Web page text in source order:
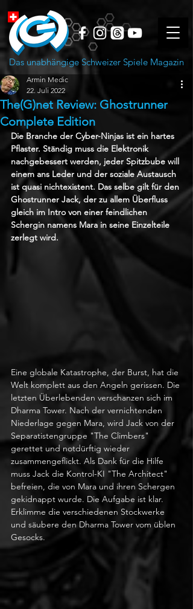
Das unabhängige Schweizer Spiele Magazin
The(G)net Review: Ghostrunner
Complete Edition
Armin Medic
22. Juli 2022
Die Branche der Cyber-Ninjas ist ein hartes
Pflaster. Ständig muss die Elektronik
nachgebessert werden, jeder Spitzbube will
einem ans Leder und der soziale Austausch
ist quasi nichtexistent. Das selbe gilt für den
Ghostrunner Jack, der zu allem Überfluss
gleich im Intro von einer feindlichen
Schergin namens Mara in seine Einzelteile
zerlegt wird.
Eine globale Katastrophe, der Burst, hat die
Welt komplett aus den Angeln gerissen. Die
letzten Überlebenden verschanzen sich im
Dharma Tower. Nach der vernichtenden
Niederlage gegen Mara, wird Jack von der
Separatistengruppe "The Climbers"
gerettet und notdürftig wieder
zusammengeflickt. Als Dank für die Hilfe
muss Jack die Kontrol-KI "The Architect"
befreien, die von Mara und ihren Schergen
gekidnappt wurde. Die Aufgabe ist klar.
Erklimme die verschiedenen Stockwerke
und säubere den Dharma Tower vom üblen
Gesocks.